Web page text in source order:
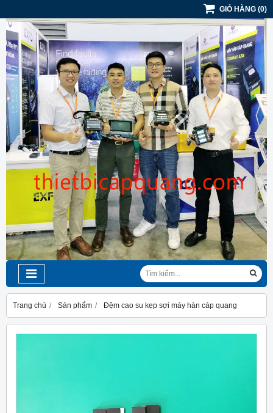
GIỎ HÀNG (0)
Trang chủ Sản phẩm Đệm cao su kẹp sợi máy hàn cáp quang